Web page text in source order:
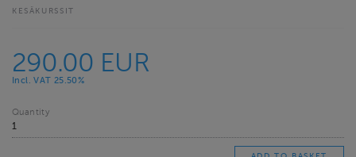
KESÄKURSSIT
290.00 EUR
Incl. VAT 25.50%
Quantity